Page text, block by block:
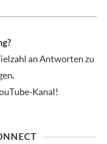
an Antworten zu
.
Kanal!